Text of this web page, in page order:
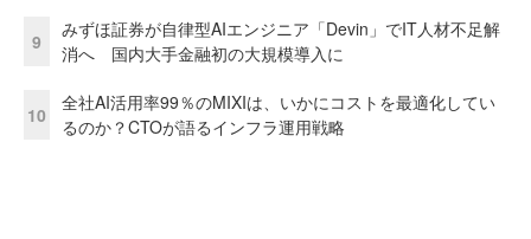
9
みずほ証券が自律型AIエンジニア「Devin」でIT人材不足解
消へ 国内大手金融初の大規模導入に
10
全社AI活用率99％のMIXIは、いかにコストを最適化してい
るのか？CTOが語るインフラ運用戦略